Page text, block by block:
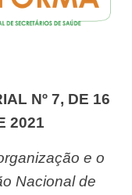
2021
Nacional de